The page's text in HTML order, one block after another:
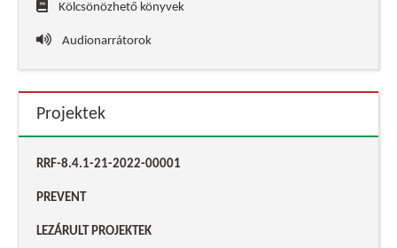
Kölcsönözhető könyvek
Audionarrátorok
Projektek
RRF-8.4.1-21-2022-00001
PREVENT
LEZÁRULT PROJEKTEK